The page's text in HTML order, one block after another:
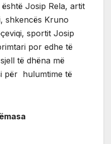
Josip Rela, artit
shkencës Kruno
sportit Josip
por edhe të
të dhëna më
për hulumtime të